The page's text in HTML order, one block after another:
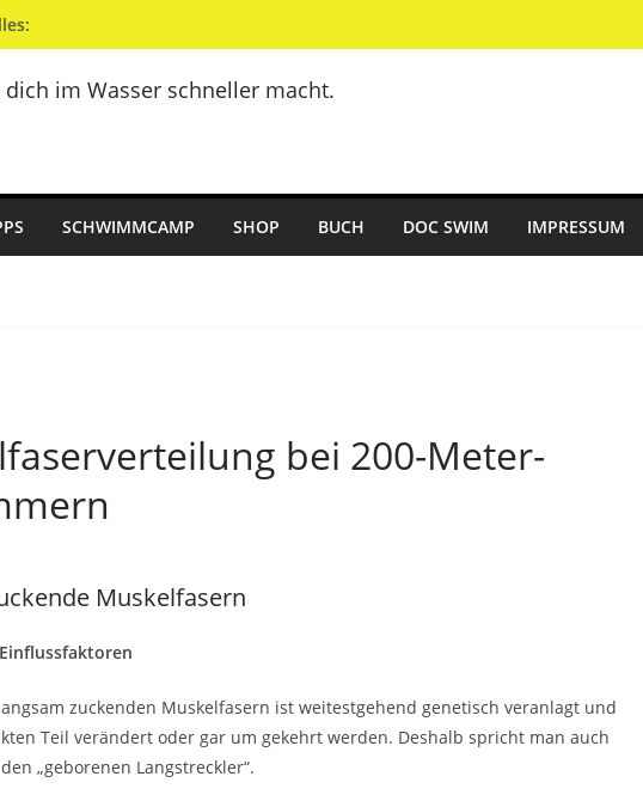
im Wasser schneller macht.
SCHWIMMCAMP SHOP BUCH DOC SWIM IMPRESSUM
bei 200-Meter-
Muskelfasern
zuckenden Muskelfasern ist weitestgehend genetisch veranlagt und
Teil verändert oder gar um gekehrt werden. Deshalb spricht man auch
„geborenen Langstreckler“.